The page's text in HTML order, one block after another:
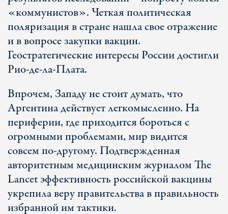
«коммунистов». Четкая политическая
поляризация в стране нашла свое отражение
и в вопросе закупки вакцин.
Геостратегические интересы России достигли
Рио-де-ла-Плата.
Впрочем, Западу не стоит думать, что
Аргентина действует легкомысленно. На
периферии, где приходится бороться с
огромными проблемами, мир видится
совсем по-другому. Подтвержденная
авторитетным медицинским журналом The
Lancet эффективность российской вакцины
укрепила веру правительства в правильность
избранной им тактики.